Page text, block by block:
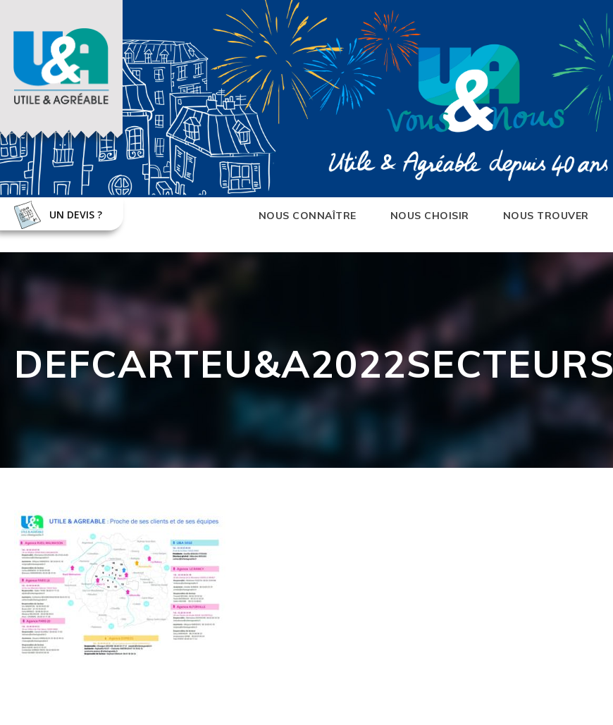
NOUS CONNAÎTRE NOUS CHOISIR NOUS TROUVER
UN DEVIS ?
DEFCARTEU&A2022SECTEURS